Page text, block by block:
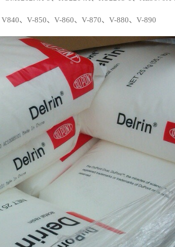
V840、 V-850、 V-860、 V-870、 V-880、 V-890